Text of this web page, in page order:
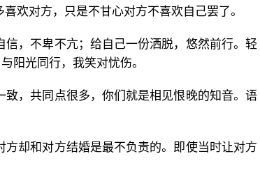
欢对方，只是不甘心对方不喜欢自己罢了。
信，不卑不亢；给自己一份洒脱，悠然前行。轻
阳光同行，我笑对忧伤。
致，共同点很多，你们就是相见恨晚的知音。语
方却和对方结婚是最不负责的。即使当时让对方